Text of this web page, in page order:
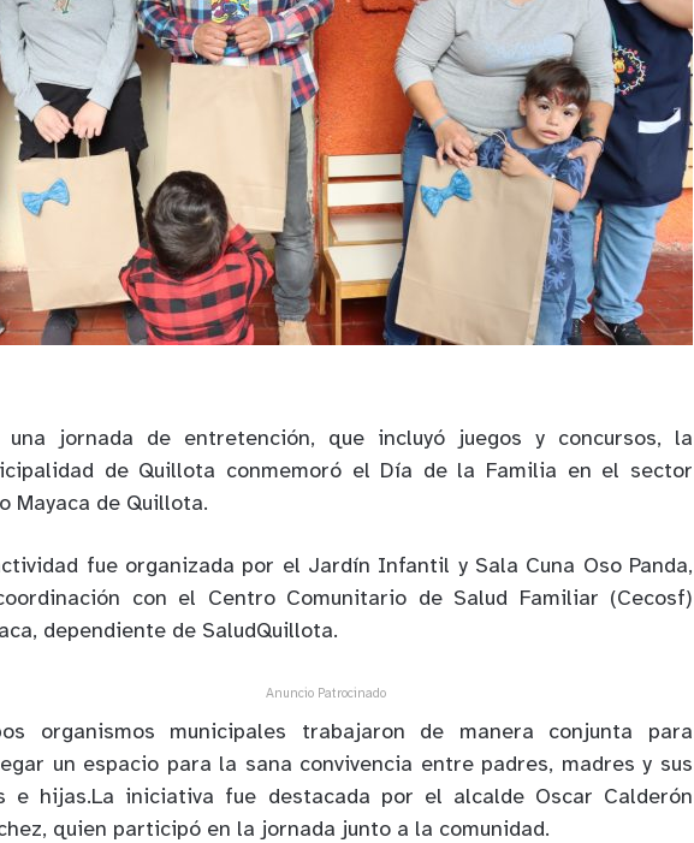
una jornada de entretención, que incluyó juegos y concursos, la
de Quillota conmemoró el Día de la Familia en el sector
Mayaca de Quillota.
fue organizada por el Jardín Infantil y Sala Cuna Oso Panda,
con el Centro Comunitario de Salud Familiar (Cecosf)
dependiente de SaludQuillota.
Anuncio Patrocinado
organismos municipales trabajaron de manera conjunta para
un espacio para la sana convivencia entre padres, madres y sus
e hijas.La iniciativa fue destacada por el alcalde Oscar Calderón
quien participó en la jornada junto a la comunidad.